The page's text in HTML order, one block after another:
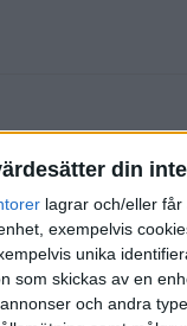
din
lagrar och/eller får
exempelvis
unika
som skickas av en
och andra
du kan gilla
| Är det bara